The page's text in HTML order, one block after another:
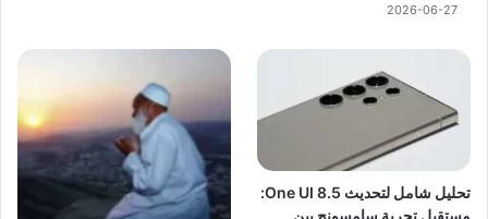
2026-06-27
تحليل شامل لتحديث One UI 8.5:
مستقبل تجربة سامسونج بين